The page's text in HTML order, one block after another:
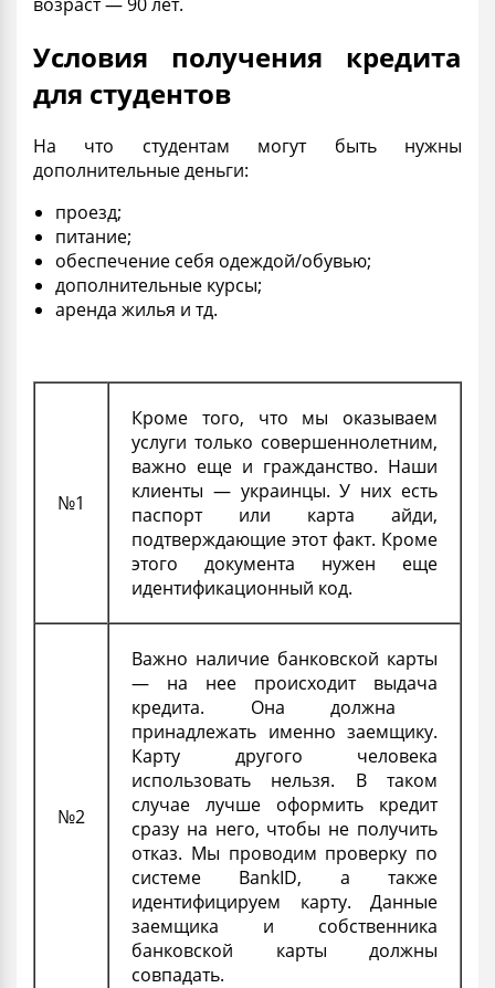
Условия получения кредита
для студентов
На что студентам могут быть нужны
дополнительные деньги:
проезд;
питание;
обеспечение себя одеждой/обувью;
дополнительные курсы;
аренда жилья и тд.
№1
Кроме того, что мы оказываем
услуги только совершеннолетним,
важно еще и гражданство. Наши
клиенты — украинцы. У них есть
паспорт или карта айди,
подтверждающие этот факт. Кроме
этого документа нужен еще
идентификационный код.
№2
Важно наличие банковской карты
— на нее происходит выдача
кредита. Она должна
принадлежать именно заемщику.
Карту другого человека
использовать нельзя. В таком
случае лучше оформить кредит
сразу на него, чтобы не получить
отказ. Мы проводим проверку по
системе BankID, а также
идентифицируем карту. Данные
заемщика и собственника
банковской карты должны
совпадать.